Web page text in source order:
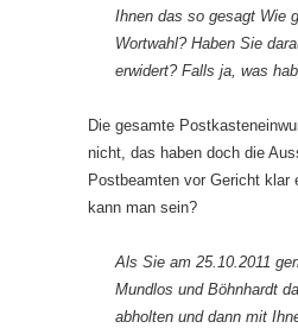
Ihnen das so gesagt Wie
Wortwahl? Haben Sie
erwidert? Falls ja, was
Die gesamte
nicht, das haben doch die
Postbeamten vor Gericht klar
kann man sein?
Als Sie am 25.10.2011
Mundlos und Böhnhardt
abholten und dann mit